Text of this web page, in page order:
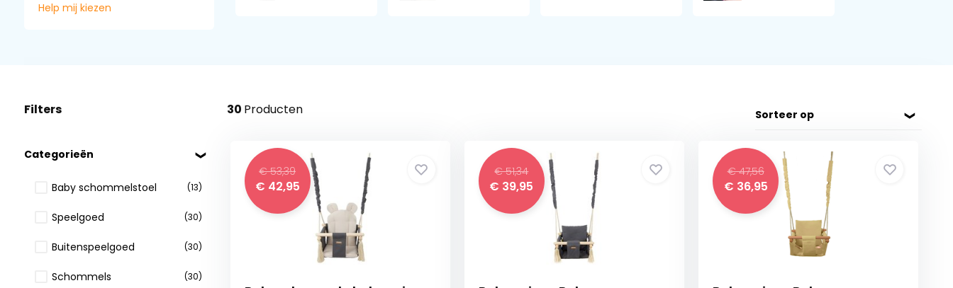
Help mij kiezen
Filters
Categorieën
Baby schommelstoel (13)
Speelgoed (30)
Buitenspeelgoed (30)
Schommels (30)
30 Producten Sorteer op
€ 53,39
€ 42,95
€ 51,34
€ 39,95
€ 47,56
€ 36,95